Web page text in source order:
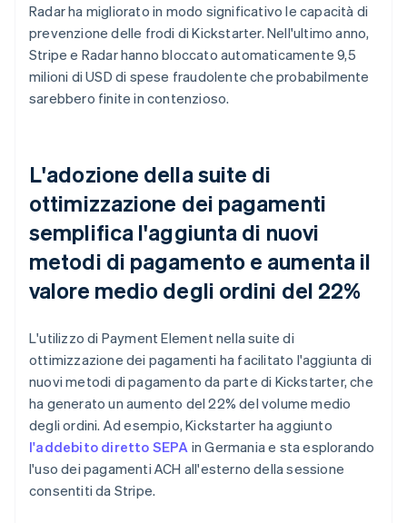
Radar ha migliorato in modo significativo le capacità di
prevenzione delle frodi di Kickstarter. Nell'ultimo anno,
Stripe e Radar hanno bloccato automaticamente 9,5
milioni di USD di spese fraudolente che probabilmente
sarebbero finite in contenzioso.
L'adozione della suite di
ottimizzazione dei pagamenti
semplifica l'aggiunta di nuovi
metodi di pagamento e aumenta il
valore medio degli ordini del 22%
L'utilizzo di Payment Element nella suite di
ottimizzazione dei pagamenti ha facilitato l'aggiunta di
nuovi metodi di pagamento da parte di Kickstarter, che
ha generato un aumento del 22% del volume medio
degli ordini. Ad esempio, Kickstarter ha aggiunto
l'addebito diretto SEPA in Germania e sta esplorando
l'uso dei pagamenti ACH all'esterno della sessione
consentiti da Stripe.